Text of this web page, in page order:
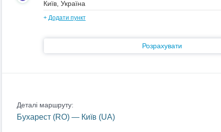
+ Додати пункт
Розрахувати
Деталі маршруту:
Бухарест (RO) — Київ (UA)